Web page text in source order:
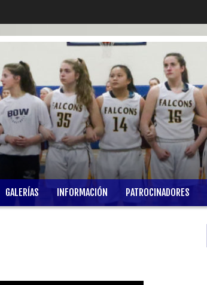
GALERÍAS INFORMACIÓN PATROCINADORES